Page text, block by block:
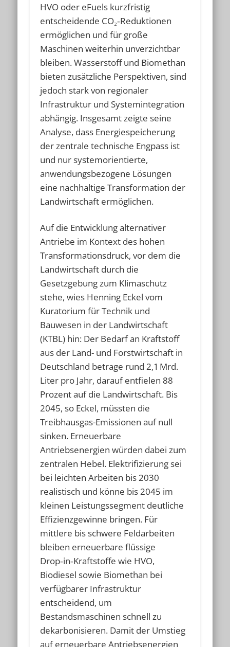
HVO oder eFuels kurzfristig
entscheidende CO₂‑Reduktionen
ermöglichen und für große
Maschinen weiterhin unverzichtbar
bleiben. Wasserstoff und Biomethan
bieten zusätzliche Perspektiven, sind
jedoch stark von regionaler
Infrastruktur und Systemintegration
abhängig. Insgesamt zeigte seine
Analyse, dass Energiespeicherung
der zentrale technische Engpass ist
und nur systemorientierte,
anwendungsbezogene Lösungen
eine nachhaltige Transformation der
Landwirtschaft ermöglichen.
Auf die Entwicklung alternativer
Antriebe im Kontext des hohen
Transformationsdruck, vor dem die
Landwirtschaft durch die
Gesetzgebung zum Klimaschutz
stehe, wies Henning Eckel vom
Kuratorium für Technik und
Bauwesen in der Landwirtschaft
(KTBL) hin: Der Bedarf an Kraftstoff
aus der Land- und Forstwirtschaft in
Deutschland betrage rund 2,1 Mrd.
Liter pro Jahr, darauf entfielen 88
Prozent auf die Landwirtschaft. Bis
2045, so Eckel, müssten die
Treibhausgas-Emissionen auf null
sinken. Erneuerbare
Antriebsenergien würden dabei zum
zentralen Hebel. Elektrifizierung sei
bei leichten Arbeiten bis 2030
realistisch und könne bis 2045 im
kleinen Leistungssegment deutliche
Effizienzgewinne bringen. Für
mittlere bis schwere Feldarbeiten
bleiben erneuerbare flüssige
Drop‑in‑Kraftstoffe wie HVO,
Biodiesel sowie Biomethan bei
verfügbarer Infrastruktur
entscheidend, um
Bestandsmaschinen schnell zu
dekarbonisieren. Damit der Umstieg
auf erneuerbare Antriebsenergien